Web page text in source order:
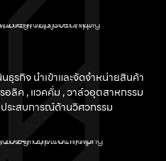
ธุรกิจ นำเข้าและจัดจำหน่ายสินค้า
อลิค , แวคคั่ม , วาล์วอุตสาหกรรม
ระสบการณ์ด้านวิศวกรรม